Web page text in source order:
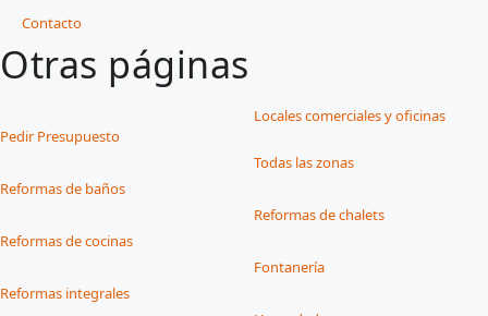
Contacto
Otras páginas
Pedir Presupuesto
Reformas de baños
Reformas de cocinas
Reformas integrales
Locales comerciales y oficinas
Todas las zonas
Reformas de chalets
Fontanería